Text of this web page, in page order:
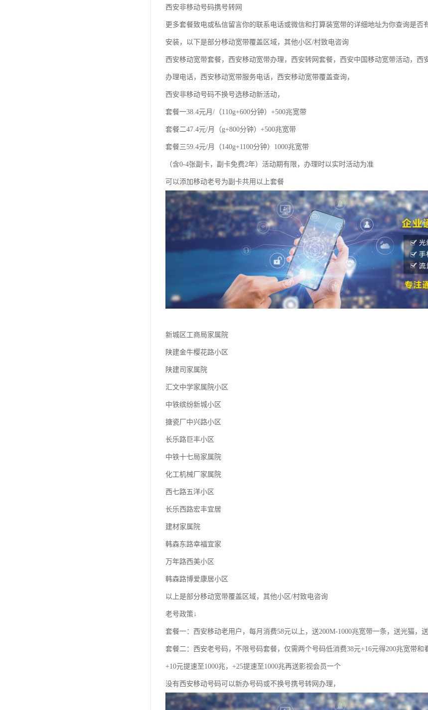
西安非移动号码携号转网
更多套餐致电或私信留言你的联系电话或微信和打算装宽带的详细地址为你查询是
安装，以下是部分移动宽带覆盖区域，其他小区/村致电咨询
西安移动宽带套餐，西安移动宽带办理，西安转网套餐，西安中国移动宽带活动，
办理电话，西安移动宽带服务电话，西安移动宽带覆盖查询，
西安非移动号码不换号选移动新活动，
套餐一38.4元月/（110g+600分钟）+500兆宽带
套餐二47.4元/月（g+800分钟）+500兆宽带
套餐三59.4元/月（140g+1100分钟）1000兆宽带
（含0-4张副卡，副卡免费2年）活动期有限，办理时以实时活动为准
可以添加移动老号为副卡共用以上套餐
新城区工商局家属院
陕建金牛樱花路小区
陕建司家属院
汇文中学家属院小区
中铁缤纷新城小区
搪瓷厂中兴路小区
长乐路巨丰小区
中铁十七局家属院
化工机械厂家属院
西七路五洋小区
长乐西路宏丰宜居
建材家属院
韩森东路幸福宜家
万年路西美小区
韩森路博爱康居小区
以上是部分移动宽带覆盖区域，其他小区/村致电咨询
老号政策↓
套餐一：西安移动老用户，每月消费58元以上，送200M-1000兆宽带一条，送光猫，
套餐二：西安老号码，不限号码套餐，仅需两个号码低消费38元+16元得200兆宽带和
+10元提速至1000兆，+25提速至1000兆再送影视会员一个
没有西安移动号码可以新办号码或不换号携号转网办理，